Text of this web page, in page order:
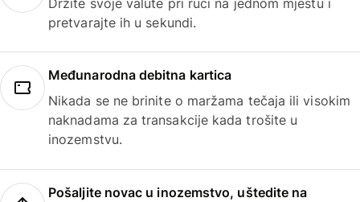
pretvarajte ih u sekundi.
Međunarodna debitna kartica
Nikada se ne brinite o maržama tečaja ili visokim
naknadama za transakcije kada trošite u
inozemstvu.
Pošaljite novac u inozemstvo, uštedite na